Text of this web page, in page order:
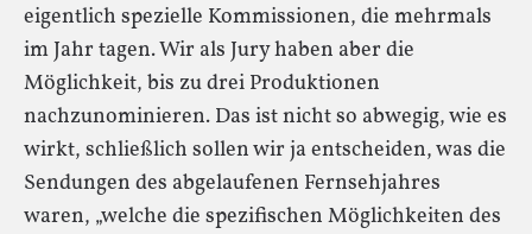
eigentlich spezielle Kommissionen, die mehrmals
im Jahr tagen. Wir als Jury haben aber die
Möglichkeit, bis zu drei Produktionen
nachzunominieren. Das ist nicht so abwegig, wie es
wirkt, schließlich sollen wir ja entscheiden, was die
Sendungen des abgelaufenen Fernsehjahres
waren, „welche die spezifischen Möglichkeiten des